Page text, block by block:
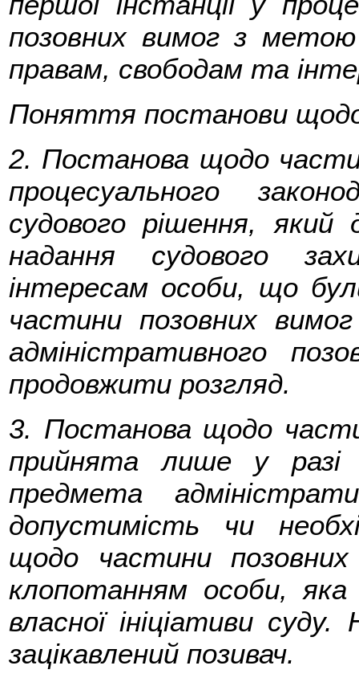
позовних вимог з метою
правам, свободам та
Поняття постанови
2. Постанова щодо
процесуального
судового рішення,
надання судового
інтересам особи, що
частини позовних
адміністративного
продовжити розгляд.
3. Постанова щодо
прийнята лише у разі
предмета
допустимість чи
щодо частини
клопотанням особи,
власної ініціативи
зацікавлений позивач.